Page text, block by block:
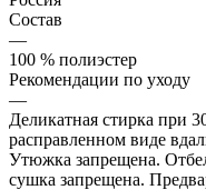
Состав
—
100 % полиэстер
Рекомендации по уходу
—
Деликатная стирка при
расправленном виде
Утюжка запрещена.
сушка запрещена.